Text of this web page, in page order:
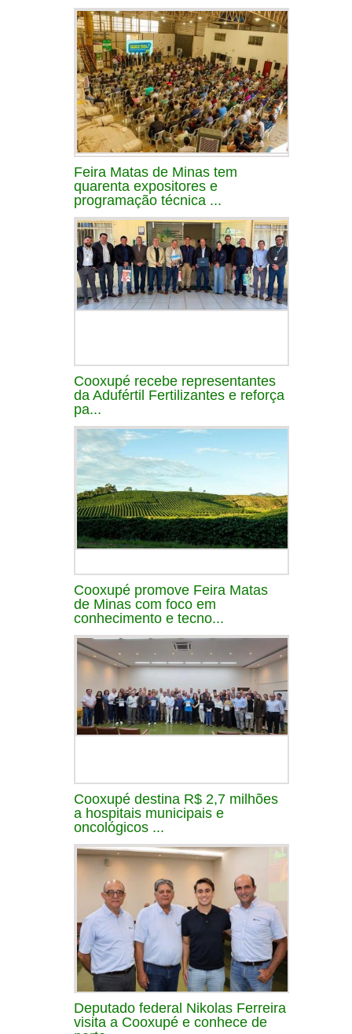
Feira Matas de Minas tem
quarenta expositores e
programação técnica ...
Cooxupé recebe representantes
da Adufértil Fertilizantes e reforça
pa...
Cooxupé promove Feira Matas
de Minas com foco em
conhecimento e tecno...
Cooxupé destina R$ 2,7 milhões
a hospitais municipais e
oncológicos ...
Deputado federal Nikolas Ferreira
visita a Cooxupé e conhece de